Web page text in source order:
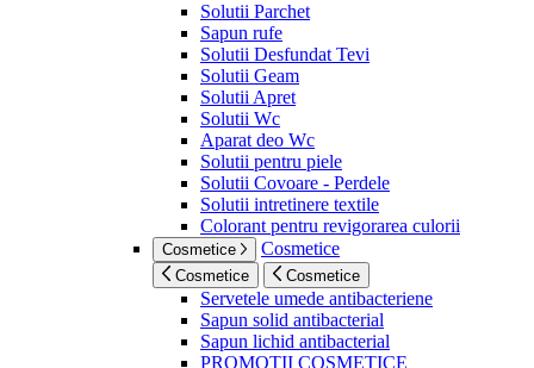
Solutii Parchet
Sapun rufe
Solutii Desfundat Tevi
Solutii Geam
Solutii Apret
Solutii Wc
Aparat deo Wc
Solutii pentru piele
Solutii Covoare - Perdele
Solutii intretinere textile
Colorant pentru revigorarea culorii
Cosmetice Cosmetice
Cosmetice Cosmetice
Servetele umede antibacteriene
Sapun solid antibacterial
Sapun lichid antibacterial
PROMOTII COSMETICE